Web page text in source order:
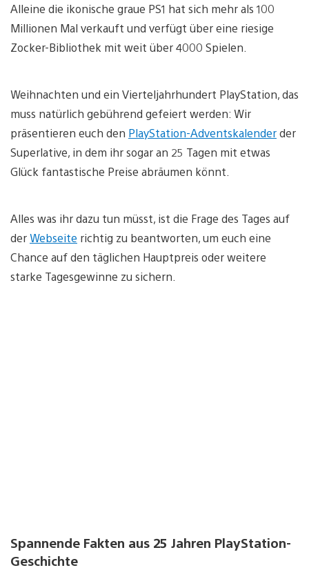
Alleine die ikonische graue PS1 hat sich mehr als 100
Millionen Mal verkauft und verfügt über eine riesige
Zocker-Bibliothek mit weit über 4000 Spielen.
Weihnachten und ein Vierteljahrhundert PlayStation, das
muss natürlich gebührend gefeiert werden: Wir
präsentieren euch den PlayStation-Adventskalenderder
Superlative, in dem ihr sogar an 25 Tagen mit etwas
Glück fantastische Preise abräumen könnt.
Alles was ihr dazu tun müsst, ist die Frage des Tages auf
derWebseite richtig zu beantworten, um euch eine
Chance auf den täglichen Hauptpreis oder weitere
starke Tagesgewinne zu sichern.
Spannende Fakten aus 25 Jahren PlayStation-
Geschichte